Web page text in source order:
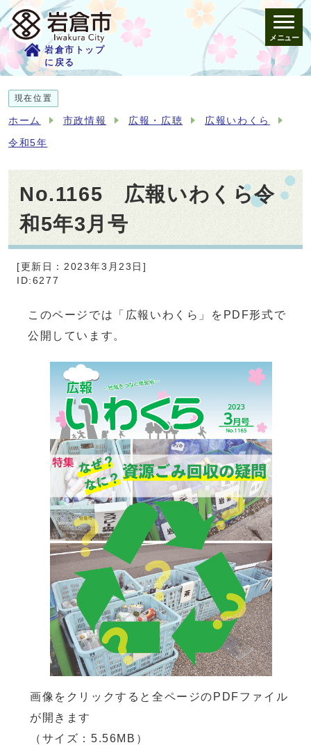
岩倉市トップ
に戻る
メニュー
現在位置
ホーム 市政情報 広報・広聴 広報いわくら
令和5年
No.1165 広報いわくら令
和5年3月号
[更新日：2023年3月23日]
ID:6277
このページでは「広報いわくら」をPDF形式で
公開しています。
画像をクリックすると全ページのPDFファイル
が開きます
（サイズ：5.56MB）